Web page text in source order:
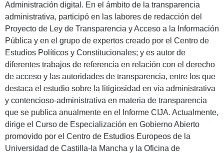
Administración digital. En el ámbito de la transparencia
administrativa, participó en las labores de redacción del
Proyecto de Ley de Transparencia y Acceso a la Información
Pública y en el grupo de expertos creado por el Centro de
Estudios Políticos y Constitucionales; y es autor de
diferentes trabajos de referencia en relación con el derecho
de acceso y las autoridades de transparencia, entre los que
destaca el estudio sobre la litigiosidad en vía administrativa
y contencioso-administrativa en materia de transparencia
que se publica anualmente en el Informe CIJA. Actualmente,
dirige el Curso de Especialización en Gobierno Abierto
promovido por el Centro de Estudios Europeos de la
Universidad de Castilla-la Mancha y la Oficina de